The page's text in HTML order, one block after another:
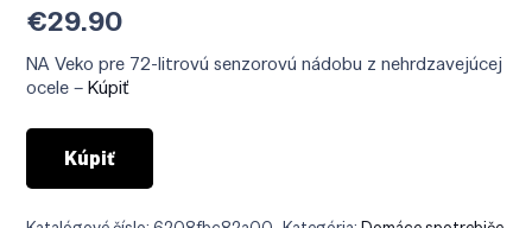
€29.90
NA Veko pre 72-litrovú senzorovú nádobu z nehrdzavejúcej
ocele –Kúpiť
Kúpiť